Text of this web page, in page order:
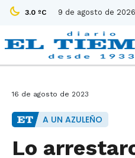
3.0 ºC 9 de agosto de 2026
16 de agosto de 2023
A UN AZULEÑO
Lo